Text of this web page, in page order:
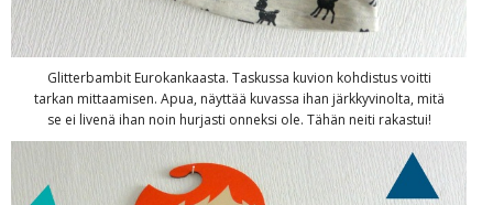
Glitterbambit Eurokankaasta. Taskussa kuvion kohdistus voitti
tarkan mittaamisen. Apua, näyttää kuvassa ihan järkkyvinolta, mitä
se ei livenä ihan noin hurjasti onneksi ole. Tähän neiti rakastui!